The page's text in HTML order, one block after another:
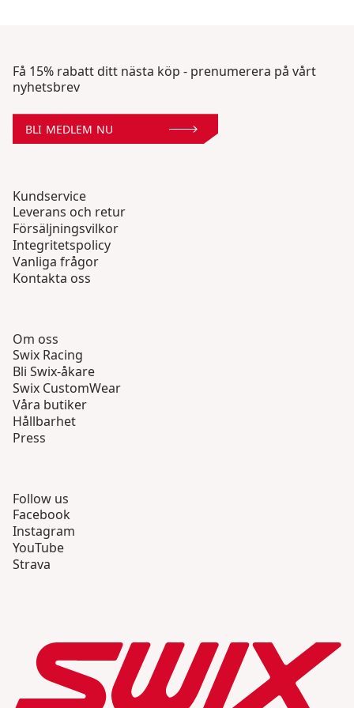
Få 15% rabatt ditt nästa köp - prenumerera på vårt
nyhetsbrev
BLI MEDLEM NU
Kundservice
Leverans och retur
Försäljningsvilkor
Integritetspolicy
Vanliga frågor
Kontakta oss
Om oss
Swix Racing
Bli Swix-åkare
Swix CustomWear
Våra butiker
Hållbarhet
Press
Follow us
Facebook
Instagram
YouTube
Strava